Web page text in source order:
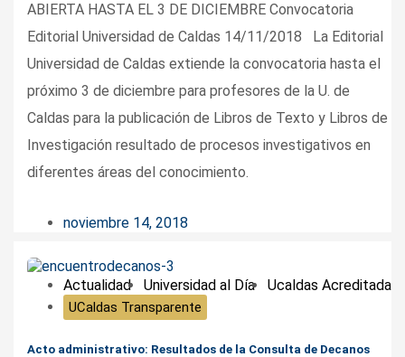
ABIERTA HASTA EL 3 DE DICIEMBRE Convocatoria
Editorial Universidad de Caldas 14/11/2018 La Editorial
Universidad de Caldas extiende la convocatoria hasta el
próximo 3 de diciembre para profesores de la U. de
Caldas para la publicación de Libros de Texto y Libros de
Investigación resultado de procesos investigativos en
diferentes áreas del conocimiento.
noviembre 14, 2018
Actualidad Universidad al Día Ucaldas Acreditada
UCaldas Transparente
Acto administrativo: Resultados de la Consulta de Decanos